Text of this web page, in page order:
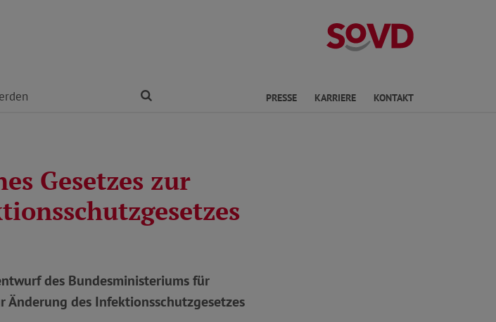
Landesverband
PRESSE KARRIERE KONTAKT
Gesetzes zur
des Bundesministeriums für
Änderung des Infektionsschutzgesetzes